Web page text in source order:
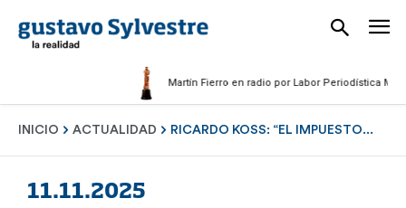
Martín Fierro en radio por Labor Periodística Masculina
INICIO ACTUALIDAD RICARDO KOSS: “EL IMPUESTO...
11.11.2025